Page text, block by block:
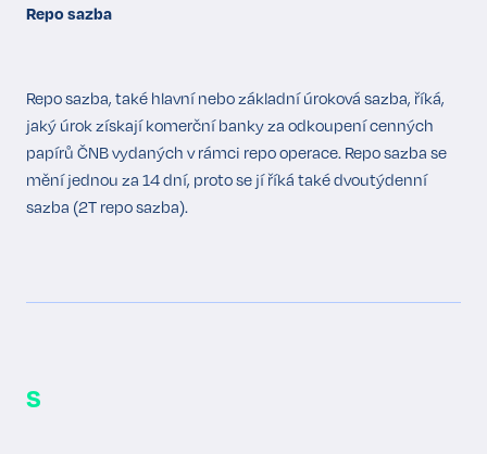
Repo sazba
Repo sazba, také hlavní nebo základní úroková sazba, říká,
jaký úrok získají komerční banky za odkoupení cenných
papírů ČNB vydaných v rámci repo operace. Repo sazba se
mění jednou za 14 dní, proto se jí říká také dvoutýdenní
sazba (2T repo sazba).
S